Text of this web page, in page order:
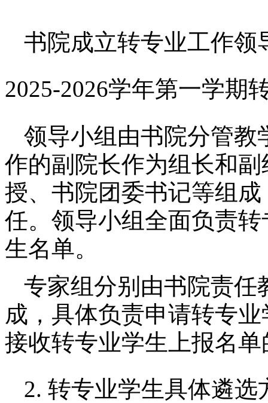
书院成立转专业工作领
2025-2026学年第一学期
领导小组由书院分管教
作的副院长作为组长和
授、 书院团委书记等组
任。领导小组全面负责
生名单。
专家组分别由书院责任
成，具体负责申请转专
接收转专业学生上报名
2. 转专业学生具体遴选